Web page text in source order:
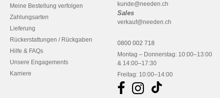
Meine Bestellung verfolgen
Zahlungsarten
Lieferung
Rückerstattungen / Rückgaben
Hilfe & FAQs
Unsere Engagements
Karriere
kunde@needen.ch
Sales
verkauf@needen.ch
0800 002 718
Montag – Donnerstag: 10:00–13:00
& 14:00–17:30
Freitag: 10:00–14:00